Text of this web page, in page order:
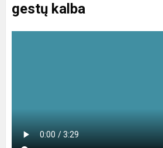
gestų kalba